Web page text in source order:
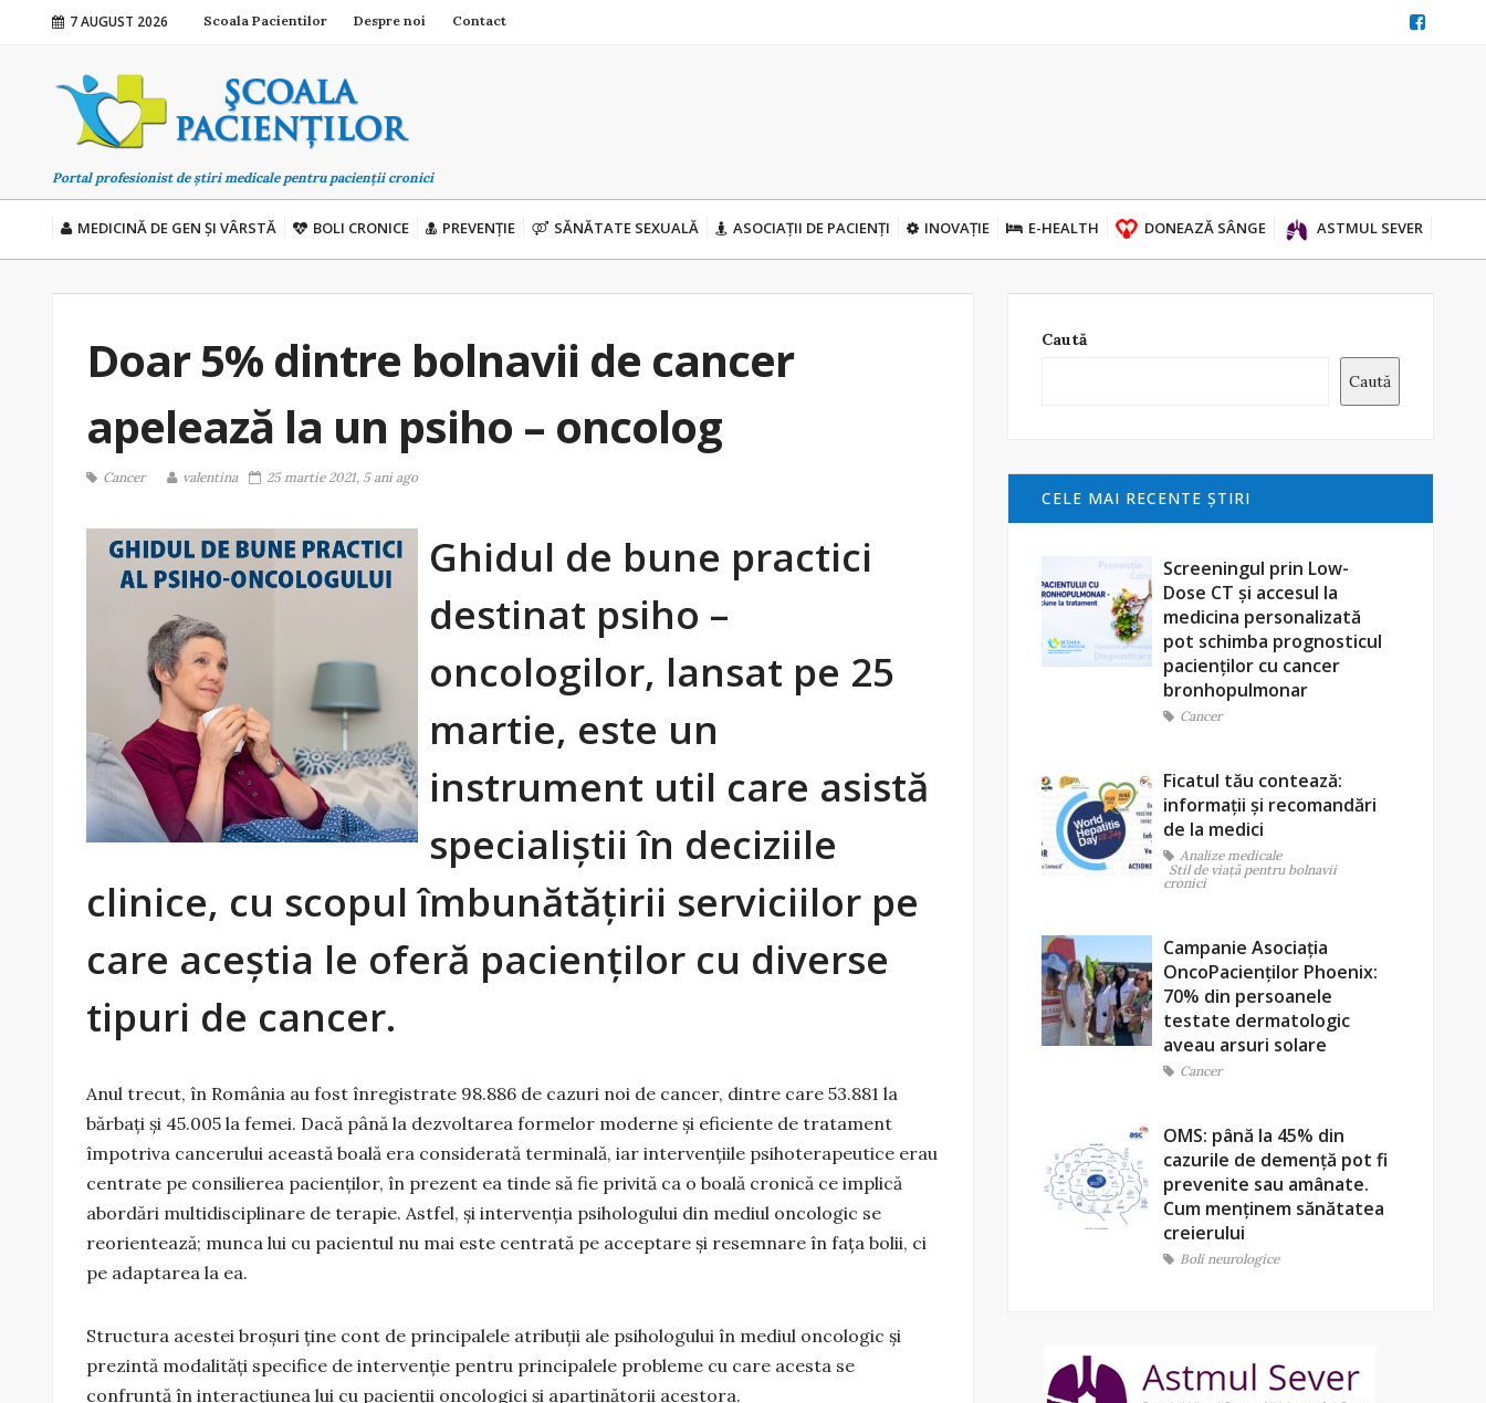
7 AUGUST 2026 Scoala Pacientilor Despre noi Contact
Portal profesionist de știri medicale pentru pacienții cronici
MEDICINĂ DE GEN ȘI VÂRSTĂ BOLI CRONICE PREVENȚIE SĂNĂTATE SEXUALĂ ASOCIAȚII DE PACIENȚI INOVAȚIE E-HEALTH DONEAZĂ SÂNGE ASTMUL SEVER
Doar 5% dintre bolnavii de cancer
apelează la un psiho – oncolog
Cancer valentina 25 martie 2021, 5 ani ago
Ghidul de bune practici
destinat psiho –
oncologilor, lansat pe 25
martie, este un
instrument util care asistă
specialiștii în deciziile
clinice, cu scopul îmbunătățirii serviciilor pe
care aceștia le oferă pacienților cu diverse
tipuri de cancer.
Anul trecut, în România au fost înregistrate 98.886 de cazuri noi de cancer, dintre care 53.881 la
bărbați și 45.005 la femei. Dacă până la dezvoltarea formelor moderne și eficiente de tratament
împotriva cancerului această boală era considerată terminală, iar intervenţiile psihoterapeutice erau
centrate pe consilierea pacienţilor, în prezent ea tinde să fie privită ca o boală cronică ce implică
abordări multidisciplinare de terapie. Astfel, și intervenția psihologului din mediul oncologic se
reorientează; munca lui cu pacientul nu mai este centrată pe acceptare și resemnare în fața bolii, ci
pe adaptarea la ea.
Structura acestei broșuri ține cont de principalele atribuţii ale psihologului în mediul oncologic şi
prezintă modalităţi specifice de intervenţie pentru principalele probleme cu care acesta se
confruntă în interacțiunea lui cu pacienţii oncologici și aparținătorii acestora.
Caută
Caută
CELE MAI RECENTE ŞTIRI
Screeningul prin Low-
Dose CT și accesul la
medicina personalizată
pot schimba prognosticul
pacienților cu cancer
bronhopulmonar
Cancer
Ficatul tău contează:
informații și recomandări
de la medici
Analize medicale
Stil de viaţă pentru bolnavii
cronici
Campanie Asociația
OncoPacienților Phoenix:
70% din persoanele
testate dermatologic
aveau arsuri solare
Cancer
OMS: până la 45% din
cazurile de demență pot fi
prevenite sau amânate.
Cum menținem sănătatea
creierului
Boli neurologice